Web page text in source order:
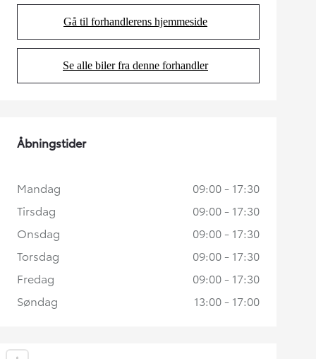
Gå til forhandlerens hjemmeside
(Opens in new tab)
Se alle biler fra denne forhandler
(Opens in new tab)
Åbningstider
Mandag
09:00 - 17:30
Tirsdag
09:00 - 17:30
Onsdag
09:00 - 17:30
Torsdag
09:00 - 17:30
Fredag
09:00 - 17:30
Søndag
13:00 - 17:00